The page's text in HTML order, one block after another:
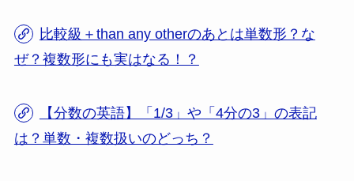
比較級＋than any otherのあとは単数形？な
ぜ？複数形にも実はなる！？
【分数の英語】「1/3」や「4分の3」の表記
は？単数・複数扱いのどっち？